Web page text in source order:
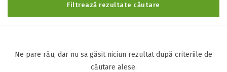
Filtrează rezultate căutare
4 stele / margarete
Selecteaza pretul
Ne pare rău, dar nu sa găsit niciun rezultat după criteriile de
căutare alese.